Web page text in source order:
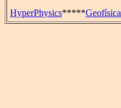
HyperPhysics*****Geofísica